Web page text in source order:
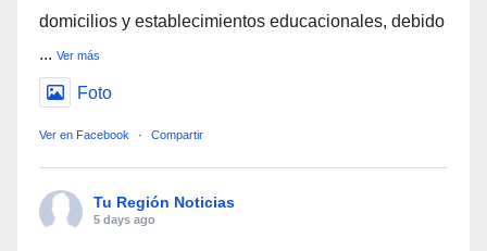
domicilios y establecimientos educacionales, debido
... Ver más
Foto
Ver en Facebook · Compartir
Tu Región Noticias
5 days ago